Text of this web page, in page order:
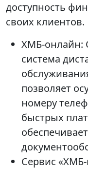
доступность
своих клиентов.
ХМБ-онлайн:
система
позволяет
номеру
быстрых
Сервис «ХМБ-